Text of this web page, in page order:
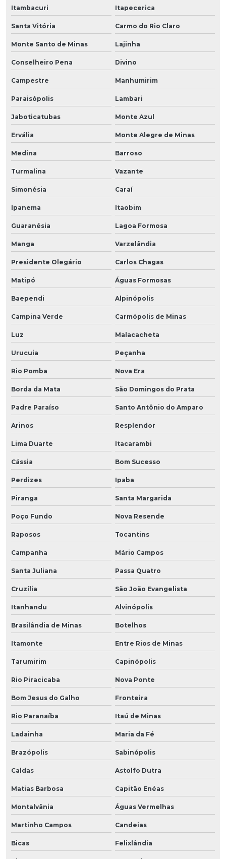
Itambacuri Itapecerica
Santa Vitória Carmo do Rio Claro
Monte Santo de Minas Lajinha
Conselheiro Pena Divino
Campestre Manhumirim
Paraisópolis Lambari
Jaboticatubas Monte Azul
Ervália Monte Alegre de Minas
Medina Barroso
Turmalina Vazante
Simonésia Caraí
Ipanema Itaobim
Guaranésia Lagoa Formosa
Manga Varzelândia
Presidente Olegário Carlos Chagas
Matipó Águas Formosas
Baependi Alpinópolis
Campina Verde Carmópolis de Minas
Luz Malacacheta
Urucuia Peçanha
Rio Pomba Nova Era
Borda da Mata São Domingos do Prata
Padre Paraíso Santo Antônio do Amparo
Arinos Resplendor
Lima Duarte Itacarambi
Cássia Bom Sucesso
Perdizes Ipaba
Piranga Santa Margarida
Poço Fundo Nova Resende
Raposos Tocantins
Campanha Mário Campos
Santa Juliana Passa Quatro
Cruzília São João Evangelista
Itanhandu Alvinópolis
Brasilândia de Minas Botelhos
Itamonte Entre Rios de Minas
Tarumirim Capinópolis
Rio Piracicaba Nova Ponte
Bom Jesus do Galho Fronteira
Rio Paranaíba Itaú de Minas
Ladainha Maria da Fé
Brazópolis Sabinópolis
Caldas Astolfo Dutra
Matias Barbosa Capitão Enéas
Montalvânia Águas Vermelhas
Martinho Campos Candeias
Bicas Felixlândia